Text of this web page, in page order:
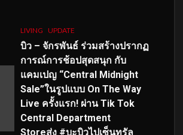
LIVING UPDATE
บิว – จักรพันธ์ ร่วมสร้างปรากฏ
การณ์การช้อปสุดสนุก กับ
แคมเปญ “Central Midnight
Sale”ในรูปแบบ On The Way
Live ครั้งแรก! ผ่าน Tik Tok
Central Department
Storeส่ง #บะบิวไปเซ็นทรัล